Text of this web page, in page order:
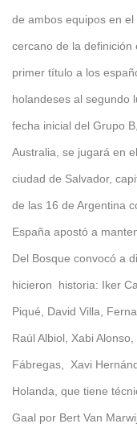
de ambos equipos en el
cercano de la definición
primer título a los
holandeses al segundo
fecha inicial del Grupo
Australia, se jugará en
ciudad de Salvador,
de las 16 de Argentina
España apostó a
Del Bosque convocó a
hicieron historia: Iker
Piqué, David Villa,
Raúl Albiol, Xabi
Fábregas, Xavi
Holanda, que tiene
Gaal por Bert Van